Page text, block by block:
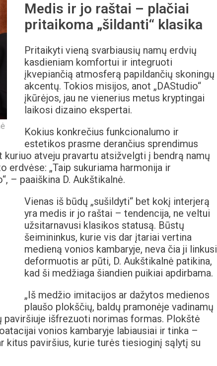
Medis ir jo raštai – plačiai
pritaikoma „šildanti“ klasika
Pritaikyti vieną svarbiausių namų erdvių
kasdieniam komfortui ir integruoti
įkvepiančią atmosferą papildančių skoningų
akcentų. Tokios misijos, anot „DAStudio“
įkūrėjos, jau ne vienerius metus kryptingai
laikosi dizaino ekspertai.
Kokius konkrečius funkcionalumo ir
estetikos prasme derančius sprendimus
atveju pravartu atsižvelgti į bendrą namų
„Taip sukuriama harmonija ir
– paaiškina D. Aukštikalnė.
Vienas iš būdų „sušildyti“ bet kokį interjerą
yra medis ir jo raštai – tendencija, ne veltui
užsitarnavusi klasikos statusą. Būstų
šeimininkus, kurie vis dar įtariai vertina
medieną vonios kambaryje, neva čia ji linkusi
deformuotis ar pūti, D. Aukštikalnė patikina,
kad ši medžiaga šiandien puikiai apdirbama.
„Iš medžio imitacijos ar dažytos medienos
plaušo plokščių, baldų pramonėje vadinamų
paviršiuje išfrezuoti norimas formas. Plokštė
vonios kambaryje labiausiai ir tinka –
kitus paviršius, kurie turės tiesioginį sąlytį su